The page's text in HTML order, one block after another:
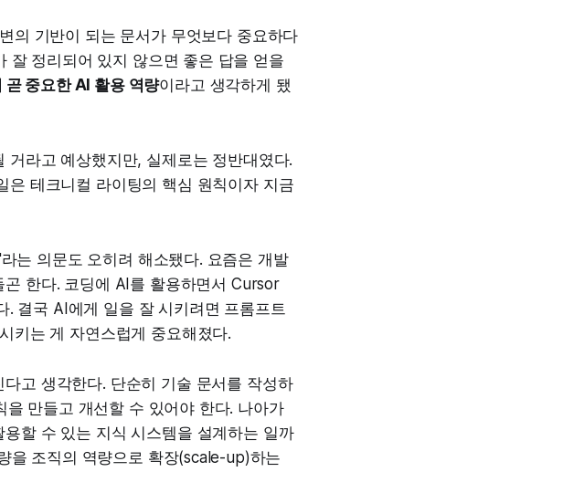
의 기반이 되는 문서가 무엇보다 중요하다
잘 정리되어 있지 않으면 좋은 답을 얻을
곧 중요한 AI 활용 역량이라고 생각하게 됐
라고 예상했지만, 실제로는 정반대였다.
은 테크니컬 라이팅의 핵심 원칙이자 지금
는 의문도 오히려 해소됐다. 요즘은 개발
한다. 코딩에 AI를 활용하면서 Cursor
결국 AI에게 일을 잘 시키려면 프롬프트
키는 게 자연스럽게 중요해졌다.
고 생각한다. 단순히 기술 문서를 작성하
만들고 개선할 수 있어야 한다. 나아가
할 수 있는 지식 시스템을 설계하는 일까
을 조직의 역량으로 확장(scale-up)하는